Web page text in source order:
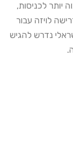
יותר לכניסות,
לויזה עבור
נדרש להגיש